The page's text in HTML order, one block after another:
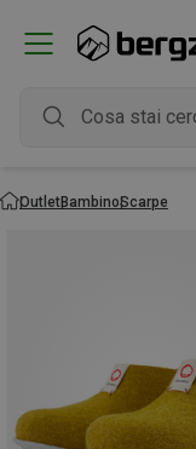
OutletBambinoScarpe